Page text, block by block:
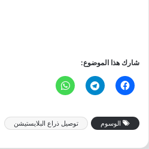
شارك هذا الموضوع:
الوسوم توصيل ذراع البلايستيشن